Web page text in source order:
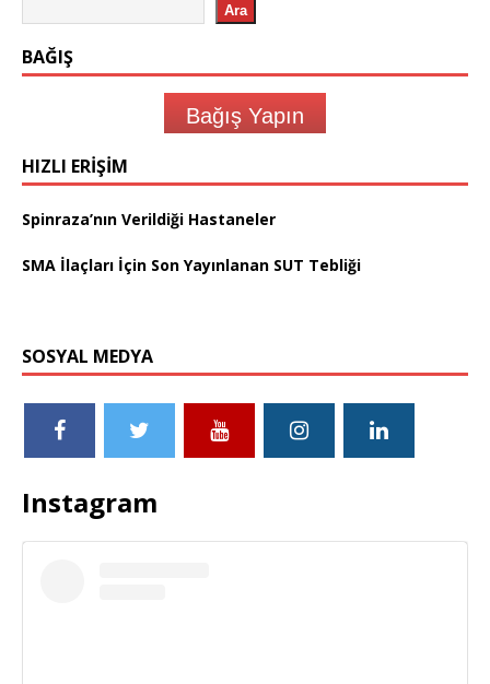
Ara
BAĞIŞ
Bağış Yapın
HIZLI ERIŞIM
Spinraza’nın Verildiği Hastaneler
SMA İlaçları İçin Son Yayınlanan SUT Tebliği
SOSYAL MEDYA
Instagram